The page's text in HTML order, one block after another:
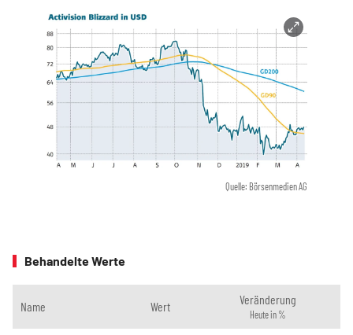
Quelle: Börsenmedien AG
Behandelte Werte
Name Wert Veränderung
Heute in %